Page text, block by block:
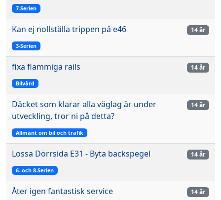
7-Serien
Kan ej nollställa trippen på e46
3-Serien
14 år
fixa flammiga rails
Bilvård
14 år
Däcket som klarar alla väglag är under
utveckling, tror ni på detta?
Allmänt om bil och trafik
14 år
Lossa Dörrsida E31 - Byta backspegel
6- och 8-Serien
14 år
Åter igen fantastisk service 14 år